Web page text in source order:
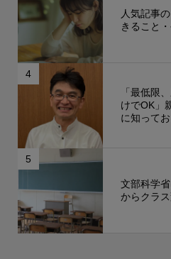
人気記事
きること
4
「最低限
けでOK」
に知って
5
文部科学
からクラ